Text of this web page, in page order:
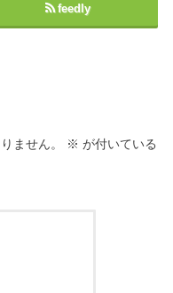
feedly
ません。 ※ が付いている